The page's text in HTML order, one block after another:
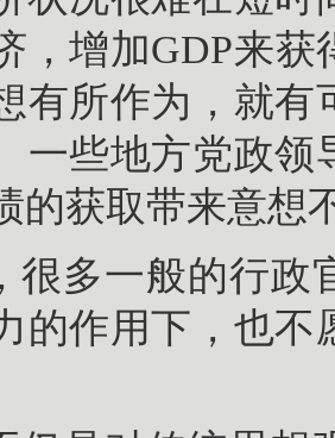
，增加GDP来
有所作为，就有
一些地方党政领
的获取带来意想
很多一般的行政
的作用下，也